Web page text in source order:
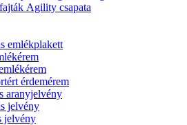
Agility csapata
emlékplakett
érdemérem
aranyjelvény
jelvény
jelvény